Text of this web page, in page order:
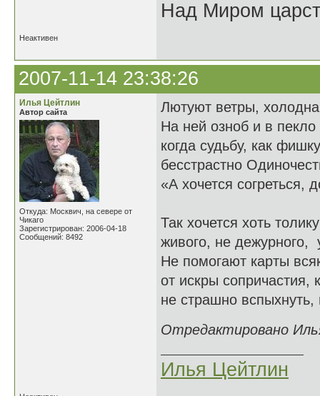
Над Миром
Неактивен
2007-11-14 23:38:26
Илья Цейтлин
Автор сайта
Откуда: Москвич, на севере от
Чикаго
Зарегистрирован: 2006-04-18
Сообщений: 8492
Лютуют ветры,
На ней озноб и в пекло
когда судьбу, как
бесстрастно
«А хочется согреться,
Так хочется хоть
живого, не дежурного,
Не помогают карты
от искры сопричастия,
не страшно
Отредактировано
Илья Цейтлин